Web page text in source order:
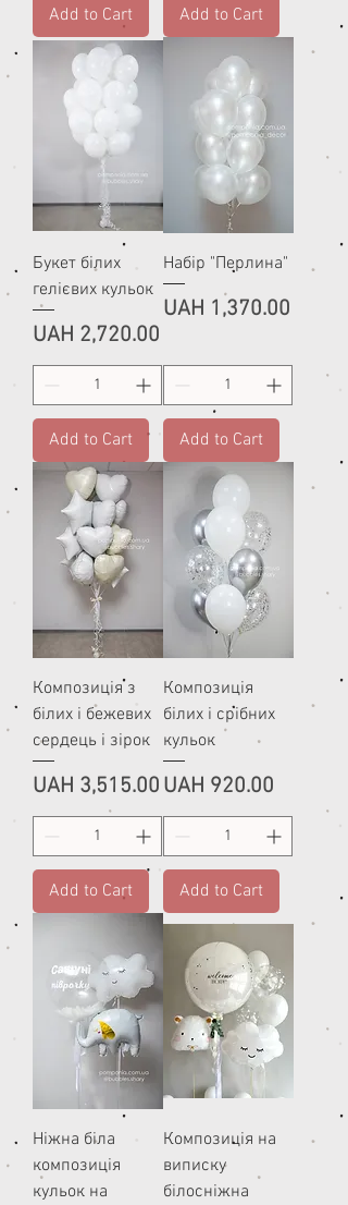
Add to Cart Add to Cart
Букет білих
гелієвих кульок
Price
UAH 2,720.00
Add to Cart
Набір "Перлина"
Price
UAH 1,370.00
Add to Cart
Композиція з
білих і бежевих
сердець і зірок
Price
UAH 3,515.00
Add to Cart
Композиція
білих і срібних
кульок
Price
UAH 920.00
Add to Cart
Ніжна біла
композиція
кульок на
Композиція на
виписку
білосніжна